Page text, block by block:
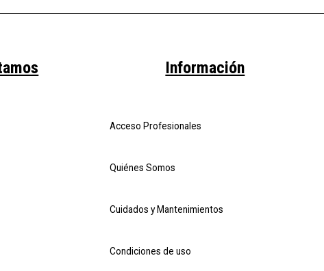
Información
Acceso Profesionales
Quiénes Somos
Cuidados y Mantenimientos
Condiciones de uso